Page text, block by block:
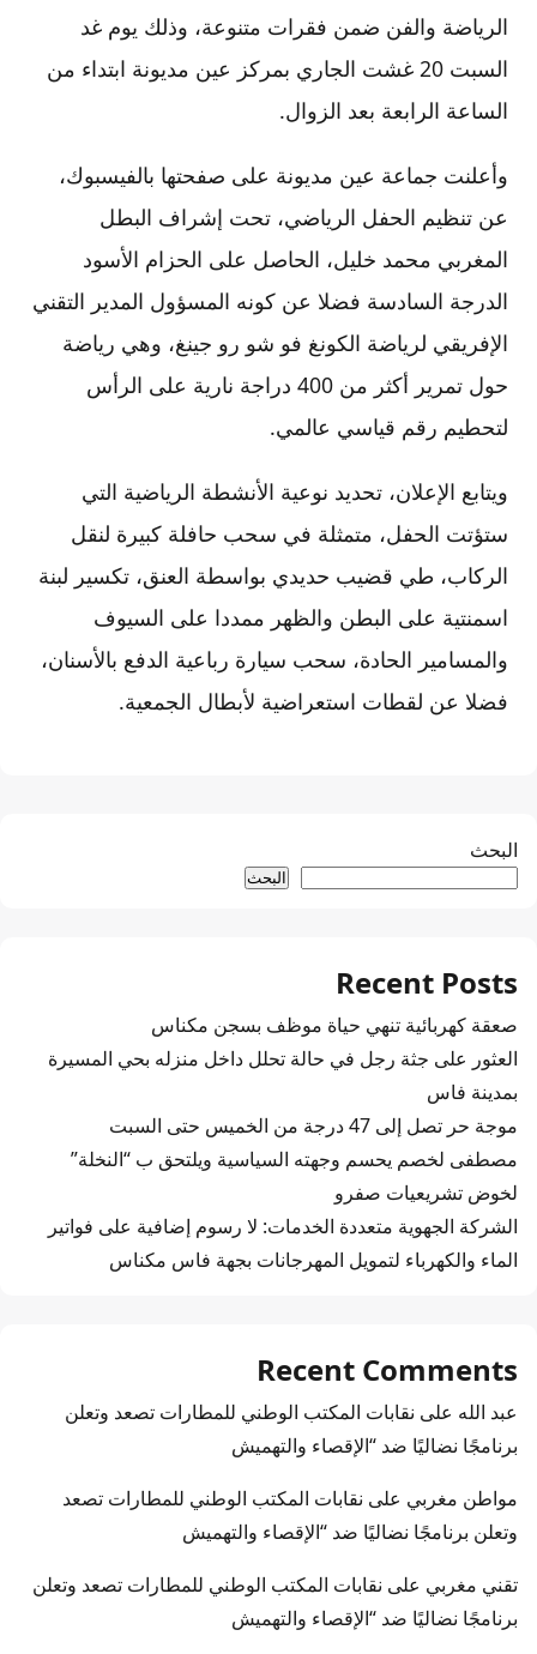
الرياضة والفن ضمن فقرات متنوعة، وذلك يوم غد
السبت 20 غشت الجاري بمركز عين مديونة ابتداء من
الساعة الرابعة بعد الزوال.
وأعلنت جماعة عين مديونة على صفحتها بالفيسبوك،
عن تنظيم الحفل الرياضي، تحت إشراف البطل
المغربي محمد خليل، الحاصل على الحزام الأسود
الدرجة السادسة فضلا عن كونه المسؤول المدير التقني
الإفريقي لرياضة الكونغ فو شو رو جينغ، وهي رياضة
حول تمرير أكثر من 400 دراجة نارية على الرأس
لتحطيم رقم قياسي عالمي.
ويتابع الإعلان، تحديد نوعية الأنشطة الرياضية التي
ستؤتت الحفل، متمثلة في سحب حافلة كبيرة لنقل
الركاب، طي قضيب حديدي بواسطة العنق، تكسير لبنة
اسمنتية على البطن والظهر ممددا على السيوف
والمسامير الحادة، سحب سيارة رباعية الدفع بالأسنان،
فضلا عن لقطات استعراضية لأبطال الجمعية.
البحث
البحث
Recent Posts
صعقة كهربائية تنهي حياة موظف بسجن مكناس
العثور على جثة رجل في حالة تحلل داخل منزله بحي المسيرة
بمدينة فاس
موجة حر تصل إلى 47 درجة من الخميس حتى السبت
مصطفى لخصم يحسم وجهته السياسية ويلتحق ب “النخلة”
لخوض تشريعيات صفرو
الشركة الجهوية متعددة الخدمات: لا رسوم إضافية على فواتير
الماء والكهرباء لتمويل المهرجانات بجهة فاس مكناس
Recent Comments
عبد الله على نقابات المكتب الوطني للمطارات تصعد وتعلن
برنامجًا نضاليًا ضد “الإقصاء والتهميش
مواطن مغربي على نقابات المكتب الوطني للمطارات تصعد
وتعلن برنامجًا نضاليًا ضد “الإقصاء والتهميش
تقني مغربي على نقابات المكتب الوطني للمطارات تصعد وتعلن
برنامجًا نضاليًا ضد “الإقصاء والتهميش